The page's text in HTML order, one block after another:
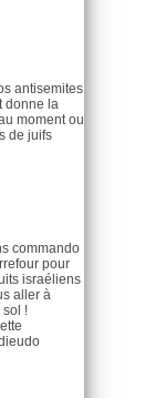
antisemites
donne la
moment ou
de juifs
commando
pour
israéliens
aller à
sol !